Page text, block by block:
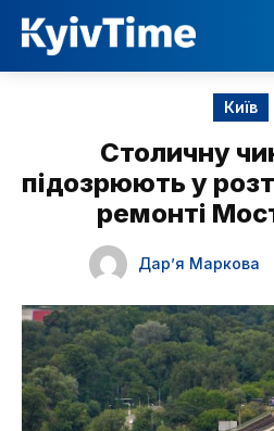
Київ
Столичну
підозрюють у
ремонті
Дарʼя Маркова